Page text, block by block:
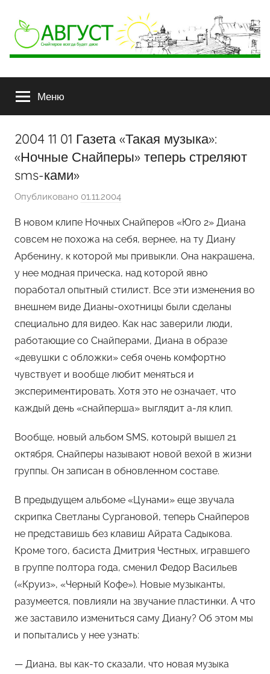
АВГУСТ
будет
двое
Меню
2004 11 01 Газета «Такая музыка»:
«Ночные Снайперы» теперь стреляют
sms-ками»
Опубликовано 01.11.2004
т
о
р
о
м
Х
е
м
у
л
ь
В новом клипе Ночных Снайперов «Юго 2» Диана
совсем не похожа на себя, вернее, на ту Диану
Арбенину, к которой мы привыкли. Она накрашена,
у нее модная прическа, над которой явно
поработал опытный стилист. Все эти изменения во
внешнем виде Дианы-охотницы были сделаны
специально для видео. Как нас заверили люди,
работающие со Снайперами, Диана в образе
«девушки с обложки» себя очень комфортно
чувствует и вообще любит меняться и
экспериментировать. Хотя это не означает, что
каждый день «снайперша» выглядит а-ля клип.
Вообще, новый альбом SMS, котоырй вышел 21
октября, Снайперы называют новой вехой в жизни
группы. Он записан в обновленном составе.
В предыдущем альбоме «Цунами» еще звучала
скрипка Светланы Сургановой, теперь Снайперов
не представишь без клавиш Айрата Садыкова.
Кроме того, басиста Дмитрия Честных, игравшего
в группе полтора года, сменил Федор Васильев
(«Круиз», «Черный Кофе»). Новые музыканты,
разумеется, повлияли на звучание пластинки. А что
же заставило измениться саму Диану? Об этом мы
и попытались у нее узнать:
— Диана, вы как-то сказали, что новая музыка